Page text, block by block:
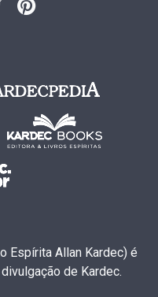
Espírita Allan Kardec) é
de Kardec.